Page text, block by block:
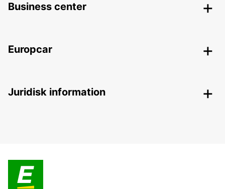
Business center
Europcar
Juridisk information